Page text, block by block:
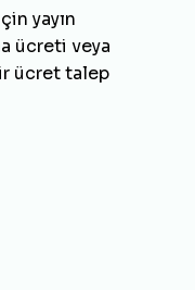
yayın
ücreti veya
ücret talep